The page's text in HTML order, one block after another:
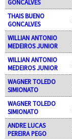
GONCALVES
THAIS BUENO
GONCALVES
WILLIAN ANTONIO
MEDEIROS JUNIOR
WILLIAN ANTONIO
MEDEIROS JUNIOR
WAGNER TOLEDO
SIMIONATO
WAGNER TOLEDO
SIMIONATO
ANDRE LUCAS
PEREIRA PEGO